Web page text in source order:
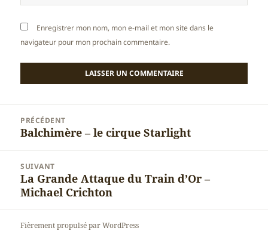
Enregistrer mon nom, mon e-mail et mon site dans le
navigateur pour mon prochain commentaire.
l’article
PRÉCÉDENT
Article
Balchimère – le cirque Starlight
SUIVANT
Article
suivant :
La Grande Attaque du Train d’Or –
Michael Crichton
Fièrement propulsé par WordPress